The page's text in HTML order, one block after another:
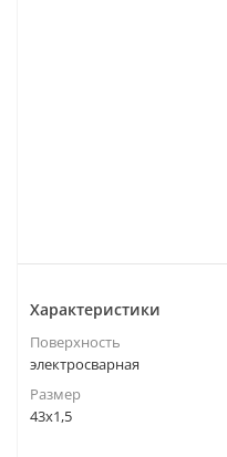
Характеристики
Поверхность
электросварная
Размер
43х1,5